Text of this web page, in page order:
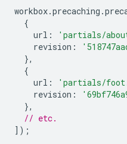
workbox.precaching .
{
url : 'partials/
revision :
},
{
url : 'partials/
revision :
},
// etc.
]);